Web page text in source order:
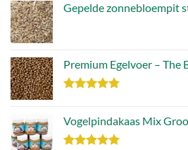
€30,83.€21,82.
Gepelde zonnebloempit
Premium Egelvoer – The
Vogelpindakaas Mix